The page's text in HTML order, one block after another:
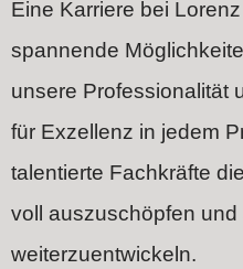
Eine Karriere bei
spannende
unsere Professionalität
für Exzellenz in jedem
talentierte Fachkräfte
voll auszuschöpfen und
weiterzuentwickeln.